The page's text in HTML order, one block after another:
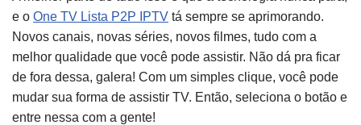
e o One TV Lista P2P IPTV tá sempre se aprimorando.
Novos canais, novas séries, novos filmes, tudo com a
melhor qualidade que você pode assistir. Não dá pra ficar
de fora dessa, galera! Com um simples clique, você pode
mudar sua forma de assistir TV. Então, seleciona o botão e
entre nessa com a gente!